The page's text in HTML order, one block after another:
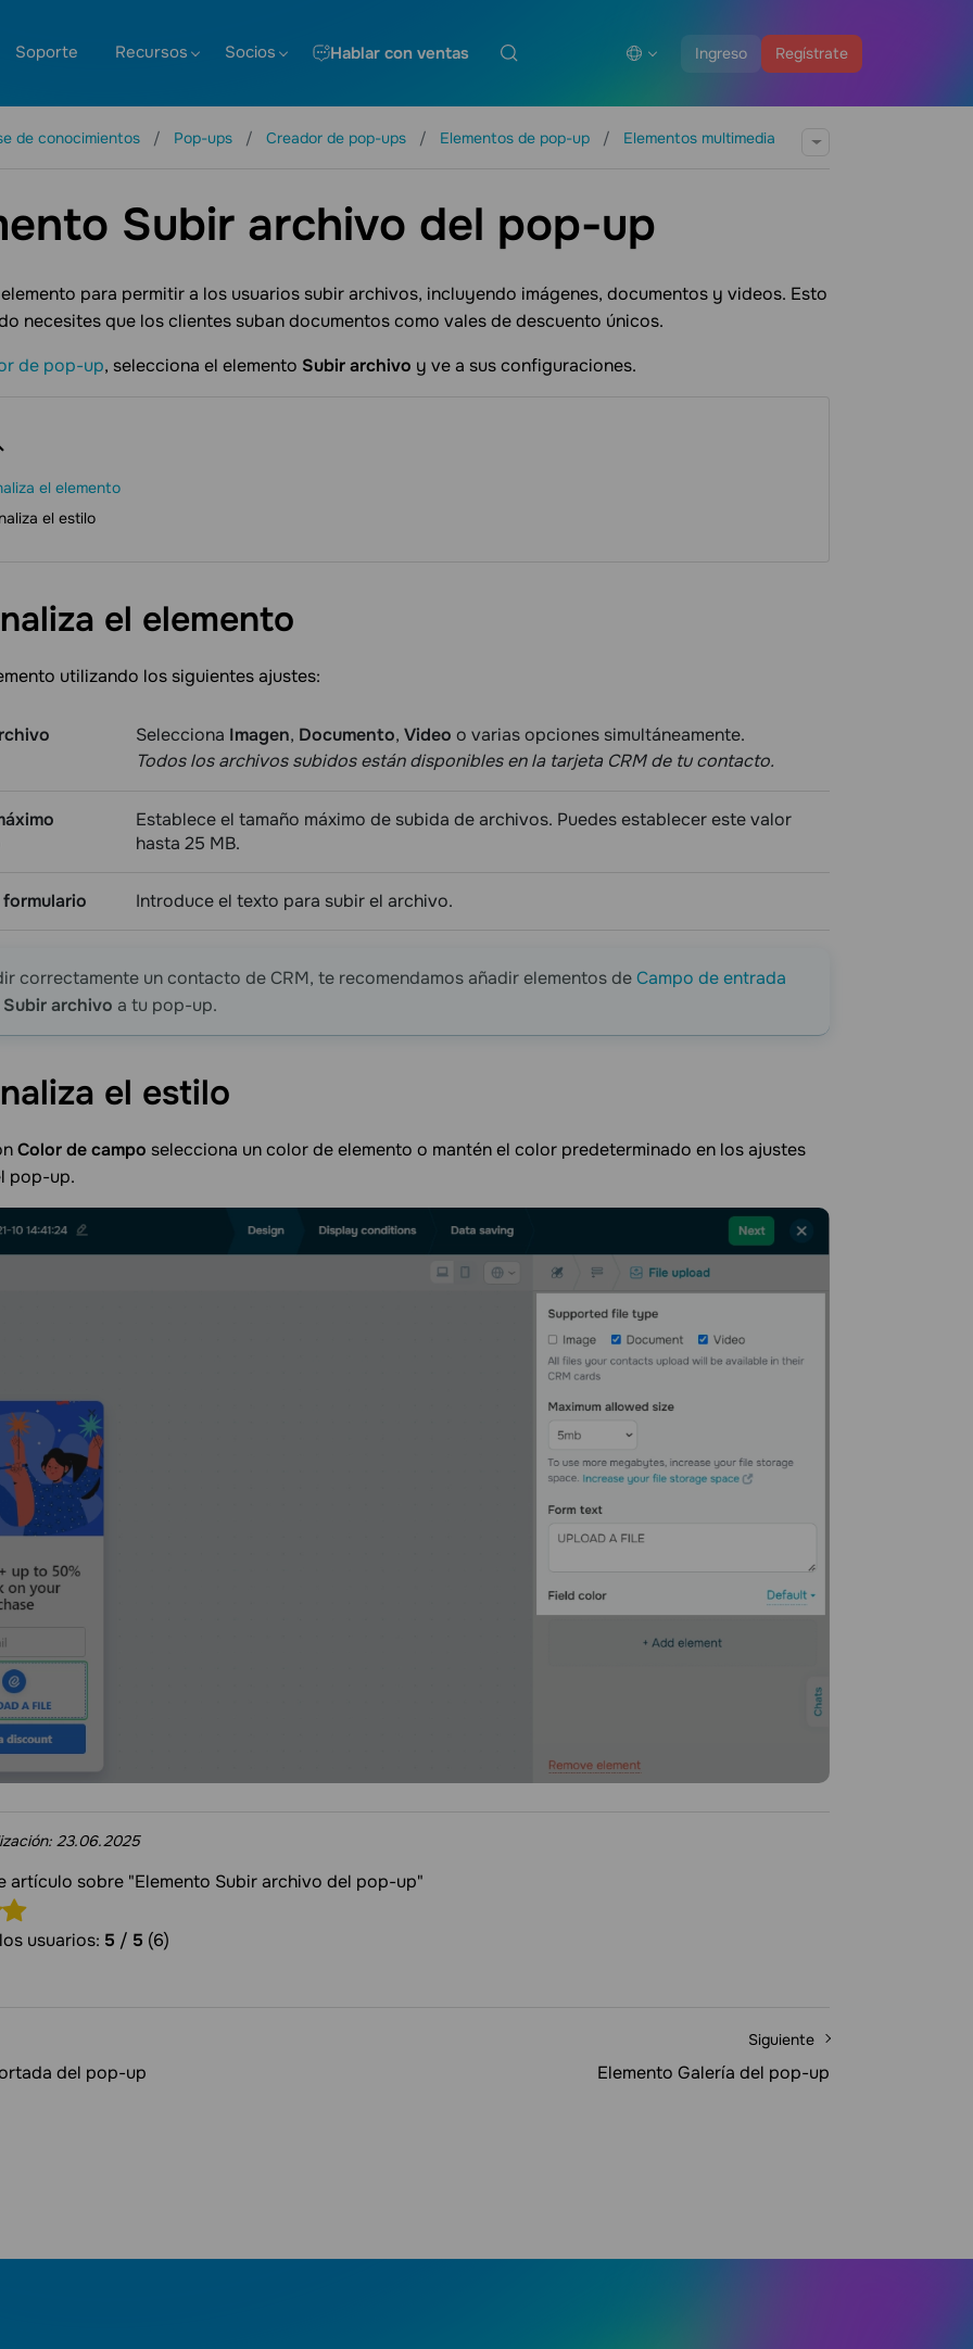
Ingreso Regístrate
Soporte Recursos Socios Hablar con ventas
de conocimientos Pop-ups Creador de pop-ups Elementos de pop-up Elementos multimedia
Subir archivo del pop-up
para permitir a los usuarios subir archivos, incluyendo imágenes, documentos y videos. Esto
necesites que los clientes suban documentos como vales de descuento únicos.
de pop-up, selecciona el elemento Subir archivo y ve a sus configuraciones.
el elemento
el estilo
el elemento
utilizando los siguientes ajustes:
Selecciona Imagen, Documento, Video o varias opciones simultáneamente.
Todos los archivos subidos están disponibles en la tarjeta CRM de tu contacto.
Establece el tamaño máximo de subida de archivos. Puedes establecer este valor
hasta 25 MB.
Introduce el texto para subir el archivo.
correctamente un contacto de CRM, te recomendamos añadir elementos deCampo de entrada
Subir archivo a tu pop-up.
el estilo
Color de campo selecciona un color de elemento o mantén el color predeterminado en los ajustes
pop-up.
23.06.2025
artículo sobre "Elemento Subir archivo del pop-up"
usuarios: 5 / 5 (6)
del pop-up
Siguiente
Elemento Galería del pop-up